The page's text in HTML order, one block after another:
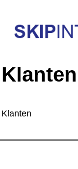
Klanten
Klanten